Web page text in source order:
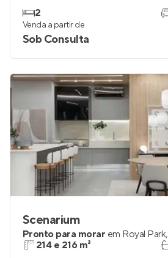
2
Venda a partir de
Sob Consulta
Scenarium
Pronto para morar em Royal Park,
214 e 216 m²